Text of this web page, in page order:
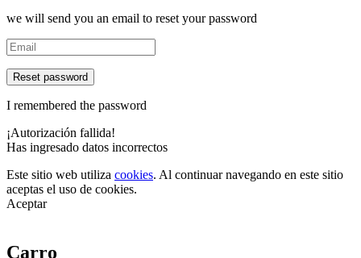
we will send you an email to reset your password
Reset password
I remembered the password
¡Autorización fallida!
Has ingresado datos incorrectos
Este sitio web utiliza cookies. Al continuar navegando en este sitio
aceptas el uso de cookies.
Aceptar
Carro